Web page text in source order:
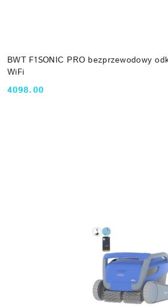
BWT F1SONIC PRO bezprzewodowy
WiFi
Cena:
4098.00